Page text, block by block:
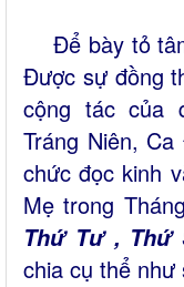
Để bày tỏ
Được sự đồng
cộng tác của
Tráng Niên,
chức đọc kinh
Mẹ trong
Thứ Tư , Thứ
chia cụ thể như